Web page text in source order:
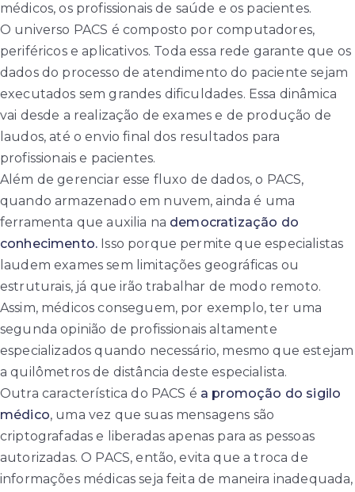
médicos, os profissionais de saúde e os pacientes.
O universo PACS é composto por computadores,
periféricos e aplicativos. Toda essa rede garante que os
dados do processo de atendimento do paciente sejam
executados sem grandes dificuldades. Essa dinâmica
vai desde a realização de exames e de produção de
laudos, até o envio final dos resultados para
profissionais e pacientes.
Além de gerenciar esse fluxo de dados, o PACS,
quando armazenado em nuvem, ainda é uma
ferramenta que auxilia na democratização do
conhecimento. Isso porque permite que especialistas
laudem exames sem limitações geográficas ou
estruturais, já que irão trabalhar de modo remoto.
Assim, médicos conseguem, por exemplo, ter uma
segunda opinião de profissionais altamente
especializados quando necessário, mesmo que estejam
a quilômetros de distância deste especialista.
Outra característica do PACS é a promoção do sigilo
médico, uma vez que suas mensagens são
criptografadas e liberadas apenas para as pessoas
autorizadas. O PACS, então, evita que a troca de
informações médicas seja feita de maneira inadequada,